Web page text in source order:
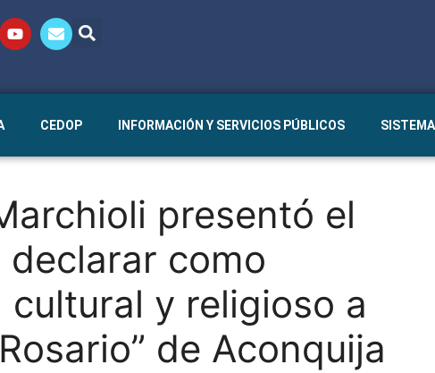
CEDOP INFORMACIÓN Y SERVICIOS PÚBLICOS
presentó el
como
y religioso a
de Aconquija